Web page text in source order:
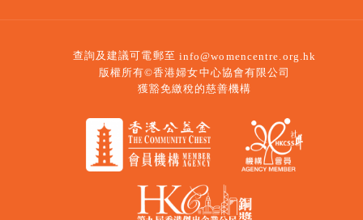
查詢及建議可電郵至 info@womencentre.org.hk
版權所有©香港婦女中心協會有限公司
獲豁免繳稅的慈善機構